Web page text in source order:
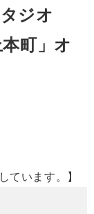
ジオ
町」オ
ています。】